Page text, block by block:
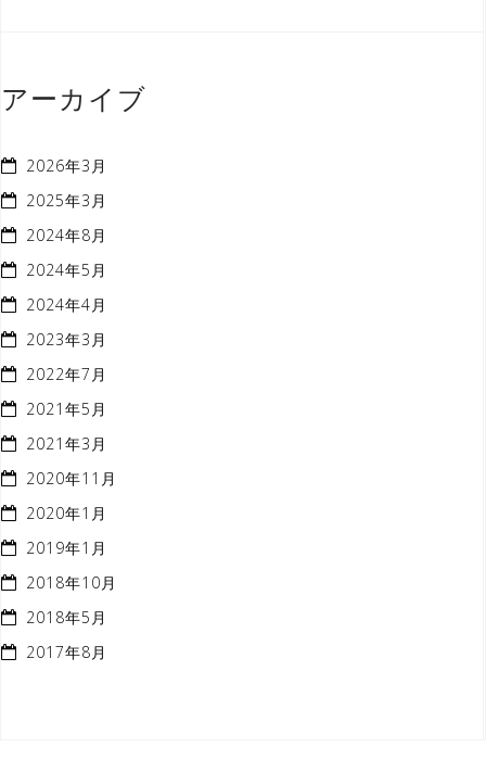
アーカイブ
2026年3月
2025年3月
2024年8月
2024年5月
2024年4月
2023年3月
2022年7月
2021年5月
2021年3月
2020年11月
2020年1月
2019年1月
2018年10月
2018年5月
2017年8月